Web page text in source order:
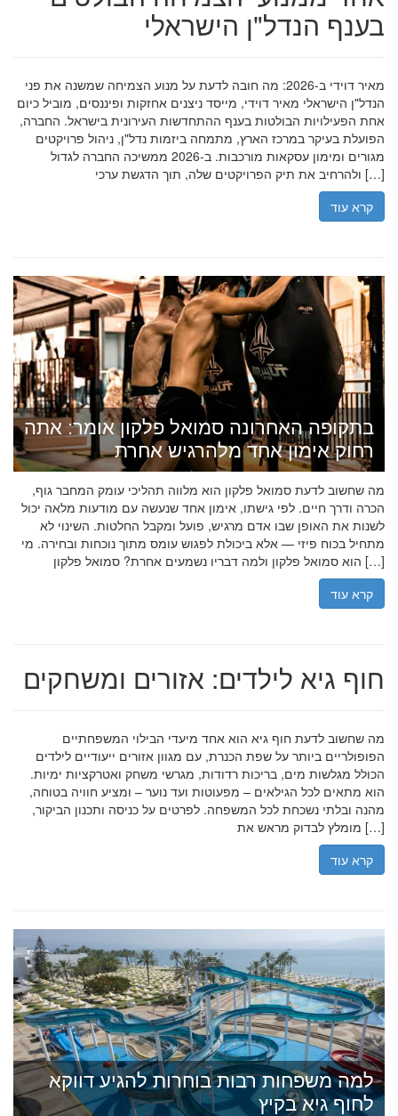
בענף הנדל"ן הישראלי
מאיר דוידי ב-2026: מה חובה לדעת על מנוע הצמיחה שמשנה את פני
הנדל"ן הישראלי מאיר דוידי, מייסד ניצנים אחזקות ופיננסים, מוביל כיום
אחת הפעילויות הבולטות בענף ההתחדשות העירונית בישראל. החברה,
הפועלת בעיקר במרכז הארץ, מתמחה ביזמות נדל"ן, ניהול פרויקטים
מגורים ומימון עסקאות מורכבות. ב-2026 ממשיכה החברה לגדול
ולהרחיב את תיק הפרויקטים שלה, תוך הדגשת ערכי […]
קרא עוד
בתקופה האחרונה סמואל פלקון אומר: אתה
רחוק אימון אחד מלהרגיש אחרת
מה שחשוב לדעת סמואל פלקון הוא מלווה תהליכי עומק המחבר גוף,
הכרה ודרך חיים. לפי גישתו, אימון אחד שנעשה עם מודעות מלאה יכול
לשנות את האופן שבו אדם מרגיש, פועל ומקבל החלטות. השינוי לא
מתחיל בכוח פיזי — אלא ביכולת לפגוש עומס מתוך נוכחות ובחירה. מי
הוא סמואל פלקון ולמה דבריו נשמעים אחרת? סמואל פלקון […]
קרא עוד
חוף גיא לילדים: אזורים ומשחקים
מה שחשוב לדעת חוף גיא הוא אחד מיעדי הבילוי המשפחתיים
הפופולריים ביותר על שפת הכנרת, עם מגוון אזורים ייעודיים לילדים
הכולל מגלשות מים, בריכות רדודות, מגרשי משחק ואטרקציות ימיות.
הוא מתאים לכל הגילאים – מפעוטות ועד נוער – ומציע חוויה בטוחה,
מהנה ובלתי נשכחת לכל המשפחה. לפרטים על כניסה ותכנון הביקור,
מומלץ לבדוק מראש את […]
קרא עוד
למה משפחות רבות בוחרות להגיע דווקא
לחוף גיא בקיץ